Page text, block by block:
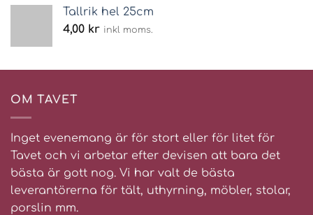
Tallrik hel 25cm
4,00 kr inkl moms.
OM TAVET
Inget evenemang är för stort eller för litet för
Tavet och vi arbetar efter devisen att bara det
bästa är gott nog. Vi har valt de bästa
leverantörerna för tält, uthyrning, möbler, stolar,
porslin mm.